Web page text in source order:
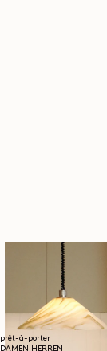
prêt-à-porter
DAMEN
HERREN